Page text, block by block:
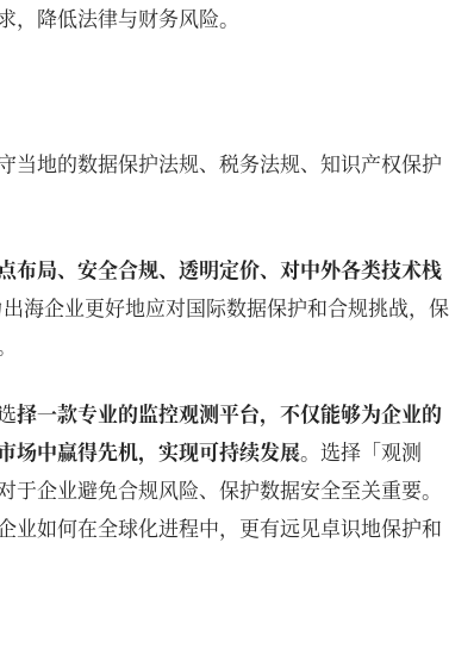
降低法律与财务风险。
当地的数据保护法规、税务法规、知识产权保护
布局、安全合规、透明定价、对中外各类技术栈
海企业更好地应对国际数据保护和合规挑战，保
择一款专业的监控观测平台，不仅能够为企业的
场中赢得先机，实现可持续发展。选择「观测
企业避免合规风险、保护数据安全至关重要。
业如何在全球化进程中，更有远见卓识地保护和